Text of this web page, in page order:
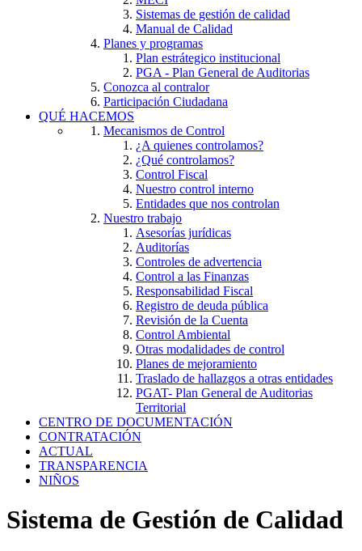
Sistemas de gestión de calidad
Manual de Calidad
Planes y programas
Plan estrátegico institucional
PGA - Plan General de Auditorias
Conozca al contralor
Participación Ciudadana
QUÉ HACEMOS
Mecanismos de Control
¿A quienes controlamos?
¿Qué controlamos?
Control Fiscal
Nuestro control interno
Entidades que nos controlan
Nuestro trabajo
Asesorías jurídicas
Auditorías
Controles de advertencia
Control a las Finanzas
Responsabilidad Fiscal
Registro de deuda pública
Revisión de la Cuenta
Control Ambiental
Otras modalidades de control
Planes de mejoramiento
Traslado de hallazgos a otras entidades
PGAT- Plan General de Auditorias
Territorial
CENTRO DE DOCUMENTACIÓN
CONTRATACIÓN
ACTUAL
TRANSPARENCIA
NIÑOS
Sistema de Gestión de Calidad